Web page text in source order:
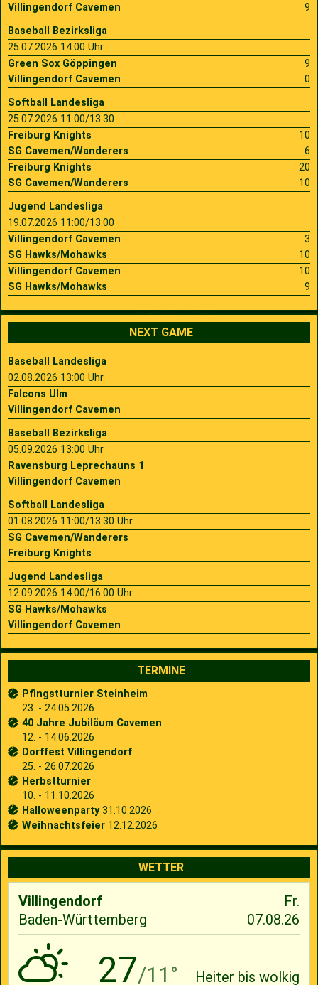
Villingendorf Cavemen
9
Baseball Bezirksliga
25.07.2026 14:00 Uhr
Green Sox Göppingen
9
Villingendorf Cavemen
0
Softball Landesliga
25.07.2026 11:00/13:30
Freiburg Knights
10
SG Cavemen/Wanderers
6
Freiburg Knights
20
SG Cavemen/Wanderers
10
Jugend Landesliga
19.07.2026 11:00/13:00
Villingendorf Cavemen
3
SG Hawks/Mohawks
10
Villingendorf Cavemen
10
SG Hawks/Mohawks
9
NEXT GAME
Baseball Landesliga
02.08.2026 13:00 Uhr
Falcons Ulm
Villingendorf Cavemen
Baseball Bezirksliga
05.09.2026 13:00 Uhr
Ravensburg Leprechauns 1
Villingendorf Cavemen
Softball Landesliga
01.08.2026 11:00/13:30 Uhr
SG Cavemen/Wanderers
Freiburg Knights
Jugend Landesliga
12.09.2026 14:00/16:00 Uhr
SG Hawks/Mohawks
Villingendorf Cavemen
TERMINE
Pfingstturnier Steinheim
23. - 24.05.2026
40 Jahre Jubiläum Cavemen
12. - 14.06.2026
Dorffest Villingendorf
25. - 26.07.2026
Herbstturnier
10. - 11.10.2026
Halloweenparty31.10.2026
Weihnachtsfeier 12.12.2026
WETTER